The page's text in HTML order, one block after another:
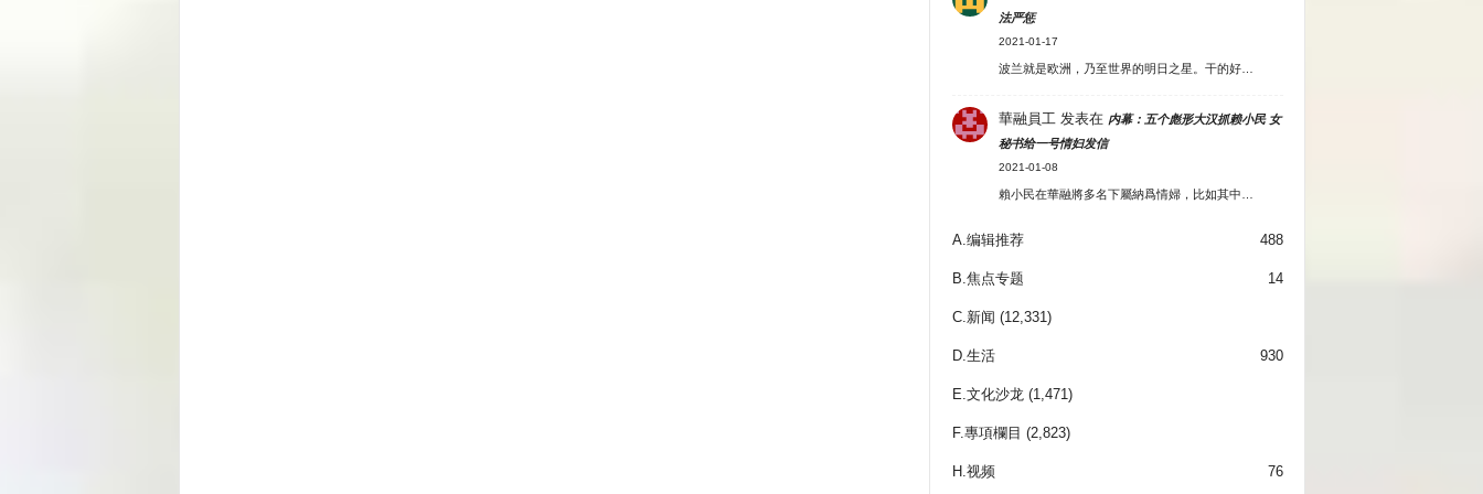
法严惩
2021-01-17
波兰就是欧洲，乃至世界的明日之星。干的好…
華融員工 发表在 内幕：五个彪形大汉抓赖小民 女
秘书给一号情妇发信
2021-01-08
賴小民在華融將多名下屬納爲情婦，比如其中…
A.编辑推荐 488
B.焦点专题 14
C.新闻 (12,331)
D.生活 930
E.文化沙龙 (1,471)
F.專項欄目 (2,823)
H.视频 76